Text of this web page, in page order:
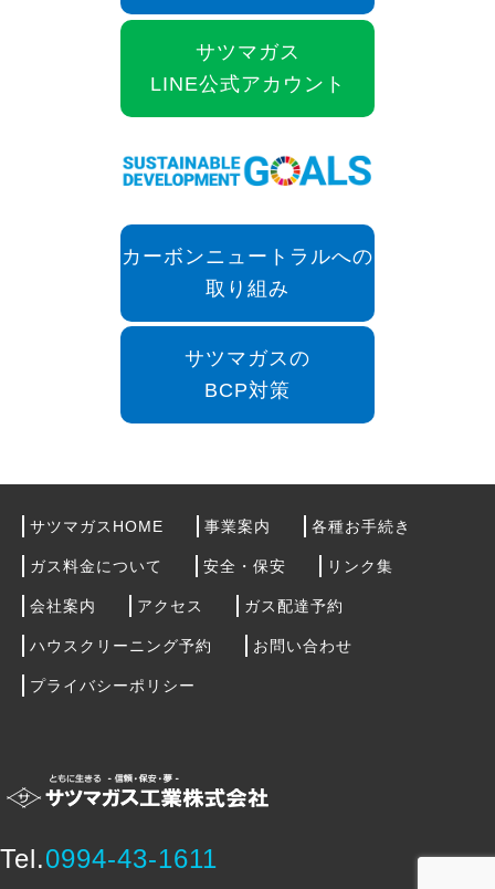
サツマガス
LINE公式アカウント
カーボンニュートラルへの
取り組み
サツマガスの
BCP対策
サツマガスHOME 事業案内 各種お手続き
ガス料金について 安全・保安 リンク集
会社案内 アクセス ガス配達予約
ハウスクリーニング予約 お問い合わせ
プライバシーポリシー
Tel.0994-43-1611